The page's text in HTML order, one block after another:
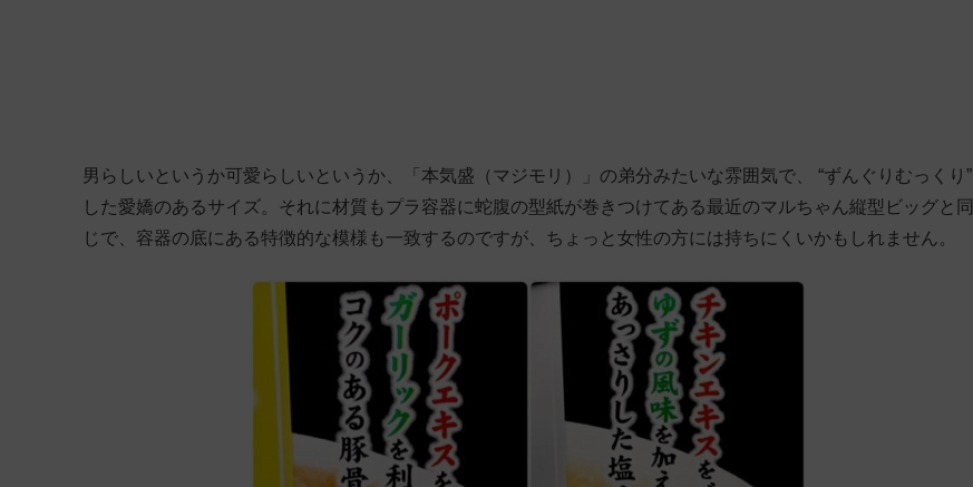
男らしいというか可愛らしいというか、「本気盛（マジモリ）」の弟分みたいな雰囲気で、 “ずんぐりむっくり”
した愛嬌のあるサイズ。それに材質もプラ容器に蛇腹の型紙が巻きつけてある最近のマルちゃん縦型ビッグと同
じで、容器の底にある特徴的な模様も一致するのですが、ちょっと女性の方には持ちにくいかもしれません。